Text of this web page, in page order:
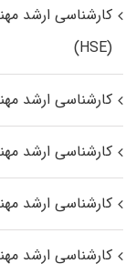
کارشناسی ارشد
(HSE)
کارشناسی ارشد
کارشناسی ارشد
کارشناسی ارشد
کارشناسی ارشد